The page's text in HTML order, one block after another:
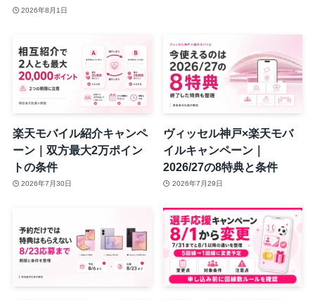
2026年8月1日
楽天モバイル紹介キャンペ
ーン｜双方最大2万ポイン
トの条件
2026年7月30日
ヴィッセル神戸×楽天モバ
イルキャンペーン｜
2026/27の8特典と条件
2026年7月29日